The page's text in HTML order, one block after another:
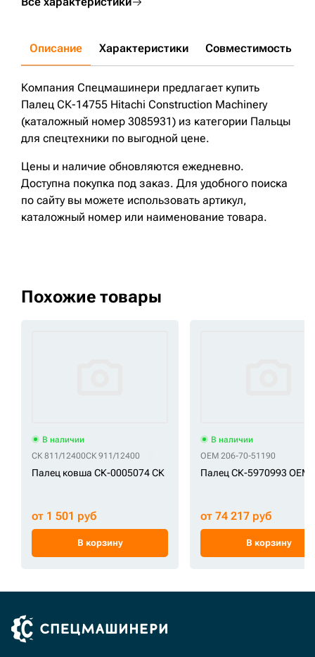
Описание Характеристики Совместимость
Компания Спецмашинери предлагает купить
Палец СК-14755 Hitachi Construction Machinery
(каталожный номер 3085931) из категории Пальцы
для спецтехники по выгодной цене.
Цены и наличие обновляются ежедневно.
Доступна покупка под заказ. Для удобного поиска
по сайту вы можете использовать артикул,
каталожный номер или наименование товара.
Похожие товары
В наличии
СК 811/12400СК 911/12400
Палец ковша СК-0005074 СК
от 1 501 руб
В корзину
В наличии
OEM 206-70-51190
Палец СК-5970993 OEM
от 74 217 руб
В корзину